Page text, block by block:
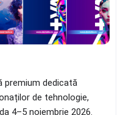
premium dedicată
de tehnologie,
4–5 noiembrie 2026.